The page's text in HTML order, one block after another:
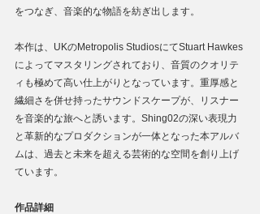
をつなぎ、音楽的な物語を紡ぎ出します。
本作は、UKのMetropolis StudiosにてStuart Hawkes
によってマスタリングされており、音質のクオリテ
ィも極めて高い仕上がりとなっています。重厚感と
繊細さを併せ持ったサウンドスケープが、リスナー
を音楽的な旅へと誘います。Shing02の深い表現力
と革新的なプロダクションが一体となった本アルバ
ムは、過去と未来を超える芸術的な空間を創り上げ
ています。
作品詳細